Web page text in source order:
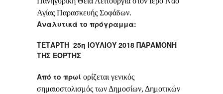
Αγίας Παρασκευής Σοφάδων.
Αναλυτικά το πρόγραμμα:
ΤΕΤΑΡΤΗ 25η ΙΟΥΛΙΟΥ 2018 ΠΑΡΑΜΟΝΗ
ΤΗΣ ΕΟΡΤΗΣ
Από το πρωί ορίζεται γενικός
σημαιοστολισμός των Δημοσίων, Δημοτικών